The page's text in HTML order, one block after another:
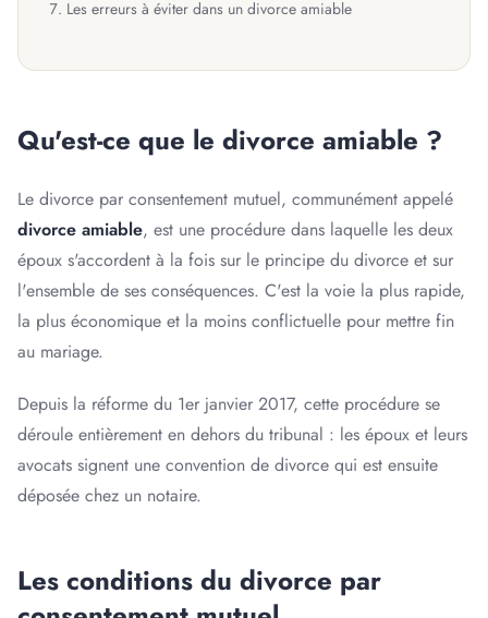
Les erreurs à éviter dans un divorce amiable
Qu'est-ce que le divorce amiable ?
Le divorce par consentement mutuel, communément appelé
divorce amiable, est une procédure dans laquelle les deux
époux s'accordent à la fois sur le principe du divorce et sur
l'ensemble de ses conséquences. C'est la voie la plus rapide,
la plus économique et la moins conflictuelle pour mettre fin
au mariage.
Depuis la réforme du 1er janvier 2017, cette procédure se
déroule entièrement en dehors du tribunal : les époux et leurs
avocats signent une convention de divorce qui est ensuite
déposée chez un notaire.
Les conditions du divorce par